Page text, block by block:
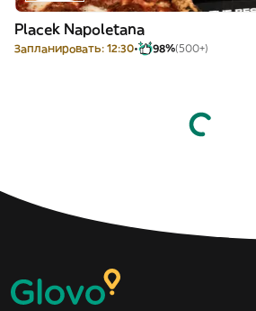
Placek Napoletana
Запланировать: 12:30 98%(500+)